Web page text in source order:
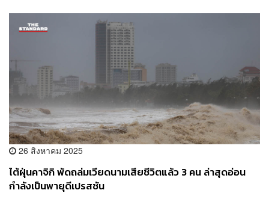
26 สิงหาคม 2025
ไต้ฝุ่นคาจิกิ พัดถล่มเวียดนามเสียชีวิตแล้ว 3 คน ล่าสุดอ่อน
กำลังเป็นพายุดีเปรสชัน